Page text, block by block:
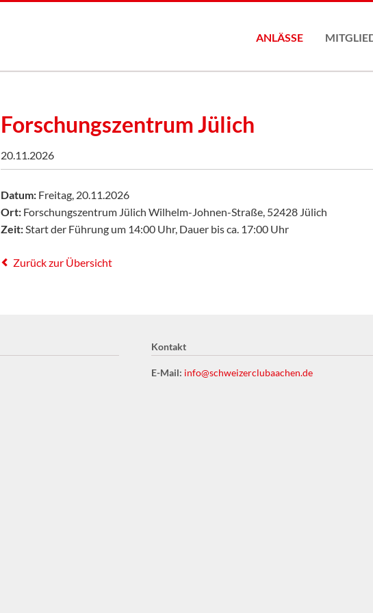
ANLÄSSE
Forschungszentrum Jülich
20.11.2026
Datum: Freitag, 20.11.2026
Ort: Forschungszentrum Jülich Wilhelm-Johnen-Straße, 52428 Jülich
Zeit:Start der Führung um 14:00 Uhr, Dauer bis ca. 17:00 Uhr
Zurück zur Übersicht
Kontakt
E-Mail: info@schweizerclubaachen.de